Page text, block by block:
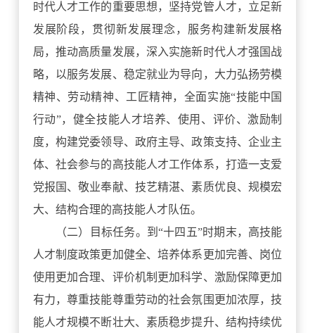
时代人才工作的重要思想，坚持党管人才，立足新
发展阶段，贯彻新发展理念，服务构建新发展格
局，推动高质量发展，深入实施新时代人才强国战
略，以服务发展、稳定就业为导向，大力弘扬劳模
精神、劳动精神、工匠精神，全面实施“技能中国
行动”，健全技能人才培养、使用、评价、激励制
度，构建党委领导、政府主导、政策支持、企业主
体、社会参与的高技能人才工作体系，打造一支爱
党报国、敬业奉献、技艺精湛、素质优良、规模宏
大、结构合理的高技能人才队伍。
（二）目标任务。到“十四五”时期末，高技能
人才制度政策更加健全、培养体系更加完善、岗位
使用更加合理、评价机制更加科学、激励保障更加
有力，尊重技能尊重劳动的社会氛围更加浓厚，技
能人才规模不断壮大、素质稳步提升、结构持续优